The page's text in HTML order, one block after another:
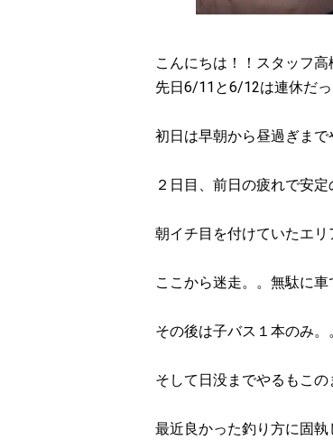
こんにちは！！スタッフ高
先日6/11と6/12は連休だ
初日は早朝から昼過ぎま
２日目、前日の疲れで安
朝イチ目を付けていたエリ
ここから迷走。。無駄に車
その後は子バス１本のみ。
そして日没までやるもこ
最近良かった釣り方に固執